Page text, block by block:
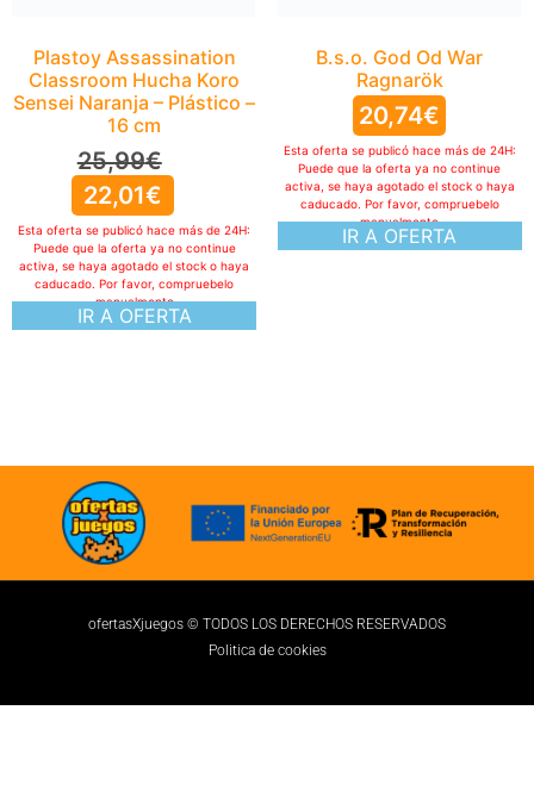
Plastoy Assassination
Classroom Hucha Koro
Sensei Naranja – Plástico –
16 cm
25,99€
22,01€
IR A OFERTA
Esta oferta se publicó hace más de 24H:
Puede que la oferta ya no continue
activa, se haya agotado el stock o haya
caducado. Por favor, compruebelo
manualmente
ofertasXjuegos © TODOS LOS DERECHOS RESERVADOS
Politica de cookies